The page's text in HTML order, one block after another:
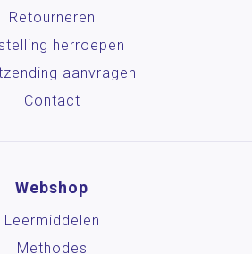
Retourneren
herroepen
aanvragen
Contact
Webshop
Leermiddelen
Methodes